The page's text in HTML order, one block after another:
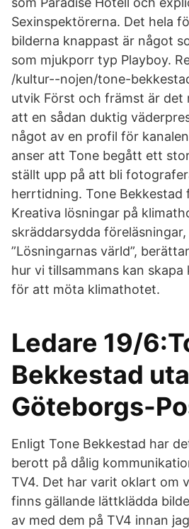
Sexinspektörerna. Det hela
bilderna knappast är något
som mjukporr typ Playboy.
/kultur--nojen/tone-
utvik Först och främst är det
att en sådan duktig
något av en profil för
anser att Tone begått ett
ställt upp på att bli
herrtidning. Tone Bekkestad
Kreativa lösningar på
skräddarsydda
”Lösningarnas värld”,
hur vi tillsammans kan
för att möta klimathotet.
Ledare 19/
Bekkestad
Göteborgs-
Enligt Tone Bekkestad har
berott på dålig
TV4. Det har varit oklart om
finns gällande lättklädda
av med dem på TV4 innan